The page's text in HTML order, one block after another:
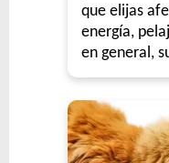
que elijas
energía,
en general,